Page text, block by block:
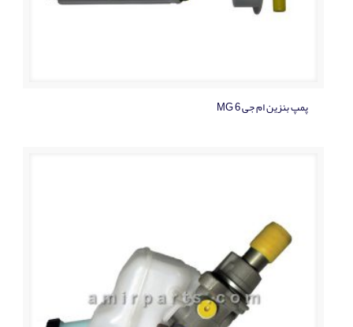
پمپ بنزين ام جی MG 6